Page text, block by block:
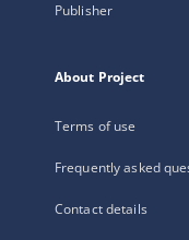
Publisher
About Project
Terms of use
Frequently asked
Contact details